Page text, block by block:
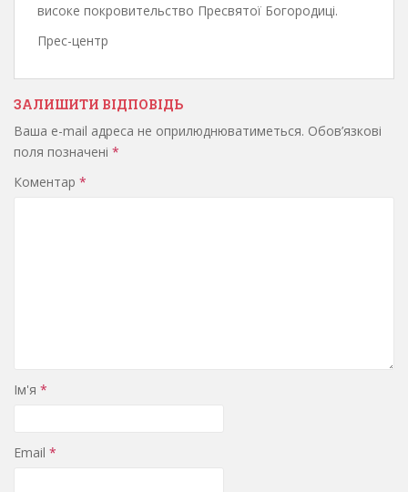
високе покровительство Пресвятої Богородиці.
Прес-центр
ЗАЛИШИТИ ВІДПОВІДЬ
Ваша e-mail адреса не оприлюднюватиметься. Обов’язкові
поля позначені *
Коментар *
Ім'я *
Email *